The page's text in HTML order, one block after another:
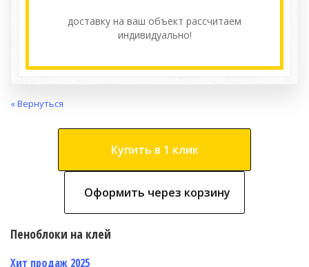
доставку на ваш объект расcчитаем
индивидуально!
« Вернуться
Купить в 1 клик
Оформить через корзину
Пеноблоки на клей
Хит продаж 2025